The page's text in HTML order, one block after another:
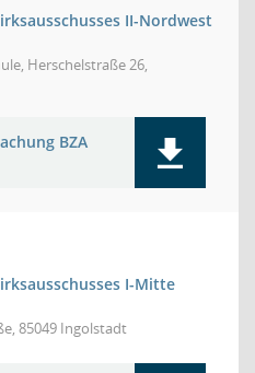
II-Nordwest
Herschelstraße 26,
BZA
I-Mitte
85049 Ingolstadt